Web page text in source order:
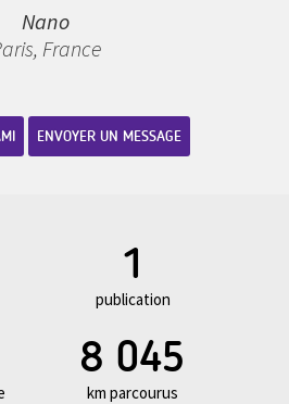
Nano
France
ENVOYER UN MESSAGE
1
publication
8 045
km parcourus